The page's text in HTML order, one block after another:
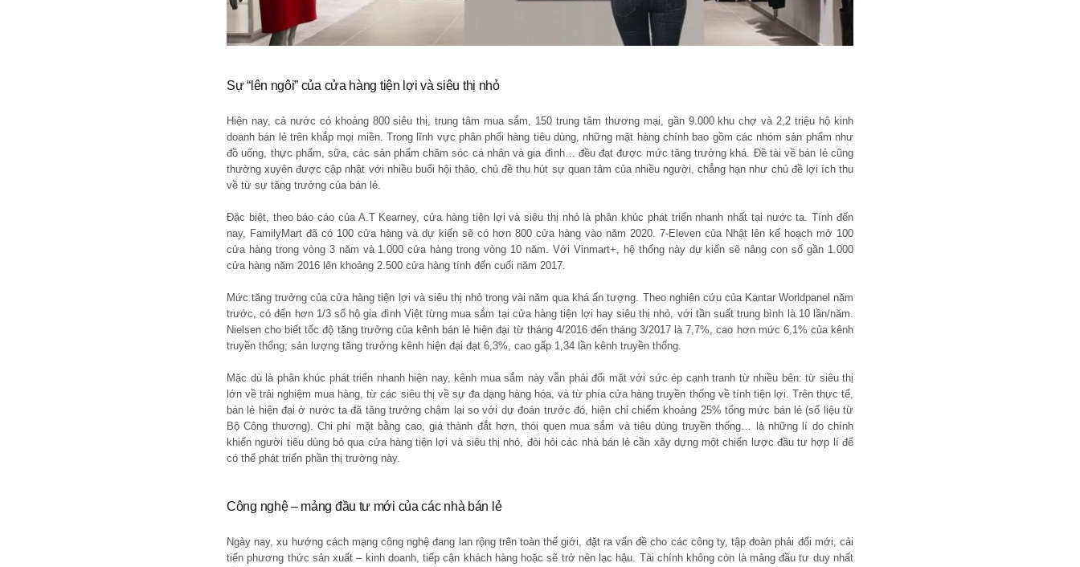
Sự “lên ngôi” của cửa hàng tiện lợi và siêu thị nhỏ
Hiện nay, cả nước có khoảng 800 siêu thị, trung tâm mua sắm, 150 trung tâm thương mại, gần 9.000 khu chợ và 2,2 triệu hộ kinh
doanh bán lẻ trên khắp mọi miền. Trong lĩnh vực phân phối hàng tiêu dùng, những mặt hàng chính bao gồm các nhóm sản phẩm như
đồ uống, thực phẩm, sữa, các sản phẩm chăm sóc cá nhân và gia đình… đều đạt được mức tăng trưởng khá. Đề tài về bán lẻ cũng
thường xuyên được cập nhật với nhiều buổi hội thảo, chủ đề thu hút sự quan tâm của nhiều người, chẳng hạn như chủ đề lợi ích thu
về từ sự tăng trưởng của bán lẻ.
Đặc biệt, theo báo cáo của A.T Kearney, cửa hàng tiện lợi và siêu thị nhỏ là phân khúc phát triển nhanh nhất tại nước ta. Tính đến
nay, FamilyMart đã có 100 cửa hàng và dự kiến sẽ có hơn 800 cửa hàng vào năm 2020. 7-Eleven của Nhật lên kế hoạch mở 100
cửa hàng trong vòng 3 năm và 1.000 cửa hàng trong vòng 10 năm. Với Vinmart+, hệ thống này dự kiến sẽ nâng con số gần 1.000
cửa hàng năm 2016 lên khoảng 2.500 cửa hàng tính đến cuối năm 2017.
Mức tăng trưởng của cửa hàng tiện lợi và siêu thị nhỏ trong vài năm qua khá ấn tượng. Theo nghiên cứu của Kantar Worldpanel năm
trước, có đến hơn 1/3 số hộ gia đình Việt từng mua sắm tại cửa hàng tiện lợi hay siêu thị nhỏ, với tần suất trung bình là 10 lần/năm.
Nielsen cho biết tốc độ tăng trưởng của kênh bán lẻ hiện đại từ tháng 4/2016 đến tháng 3/2017 là 7,7%, cao hơn mức 6,1% của kênh
truyền thống; sản lượng tăng trưởng kênh hiện đại đạt 6,3%, cao gấp 1,34 lần kênh truyền thống.
Mặc dù là phân khúc phát triển nhanh hiện nay, kênh mua sắm này vẫn phải đối mặt với sức ép cạnh tranh từ nhiều bên: từ siêu thị
lớn về trải nghiệm mua hàng, từ các siêu thị về sự đa dạng hàng hóa, và từ phía cửa hàng truyền thống về tính tiện lợi. Trên thực tế,
bán lẻ hiện đại ở nước ta đã tăng trưởng chậm lại so với dự đoán trước đó, hiện chỉ chiếm khoảng 25% tổng mức bán lẻ (số liệu từ
Bộ Công thương). Chi phí mặt bằng cao, giá thành đắt hơn, thói quen mua sắm và tiêu dùng truyền thống… là những lí do chính
khiến người tiêu dùng bỏ qua cửa hàng tiện lợi và siêu thị nhỏ, đòi hỏi các nhà bán lẻ cần xây dựng một chiến lược đầu tư hợp lí để
có thể phát triển phần thị trường này.
Công nghệ – mảng đầu tư mới của các nhà bán lẻ
Ngày nay, xu hướng cách mạng công nghệ đang lan rộng trên toàn thế giới, đặt ra vấn đề cho các công ty, tập đoàn phải đổi mới, cải
tiến phương thức sản xuất – kinh doanh, tiếp cận khách hàng hoặc sẽ trở nên lạc hậu. Tài chính không còn là mảng đầu tư duy nhất